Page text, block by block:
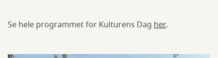
Se hele programmet for Kulturens Dag her.